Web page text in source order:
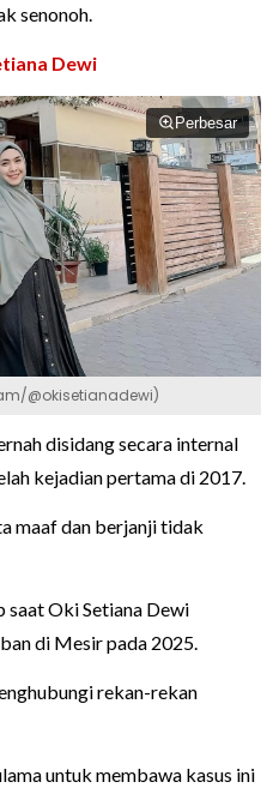
senonoh.
Dewi
Perbesar
@okisetianadewi)
disidang secara internal
kejadian pertama di 2017.
maaf dan berjanji tidak
saat Oki Setiana Dewi
di Mesir pada 2025.
rekan-rekan
untuk membawa kasus ini